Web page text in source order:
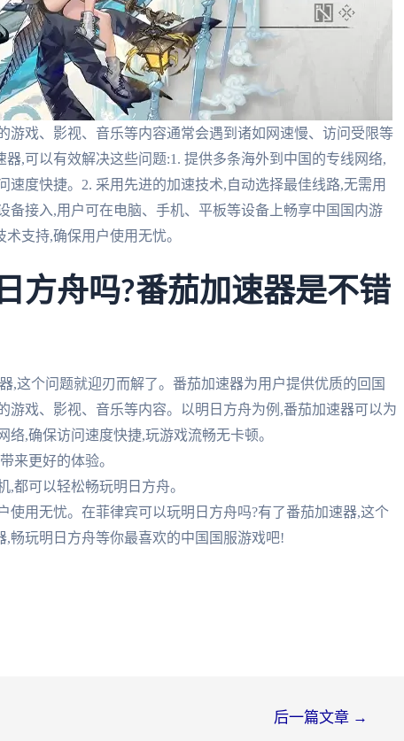
游戏、影视、音乐等内容通常会遇到诸如网速慢、访问受限等
,可以有效解决这些问题:1. 提供多条海外到中国的专线网络,
速度快捷。2. 采用先进的加速技术,自动选择最佳线路,无需用
备接入,用户可在电脑、手机、平板等设备上畅享中国国内游
支持,确保用户使用无忧。
方舟吗?番茄加速器是不错
,这个问题就迎刃而解了。番茄加速器为用户提供优质的回国
游戏、影视、音乐等内容。以明日方舟为例,番茄加速器可以为
,确保访问速度快捷,玩游戏流畅无卡顿。
来更好的体验。
,都可以轻松畅玩明日方舟。
使用无忧。在菲律宾可以玩明日方舟吗?有了番茄加速器,这个
畅玩明日方舟等你最喜欢的中国国服游戏吧!
后一篇文章 →